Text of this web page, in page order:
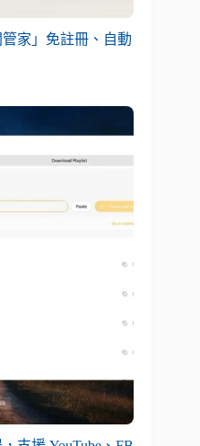
家」免註冊、自動